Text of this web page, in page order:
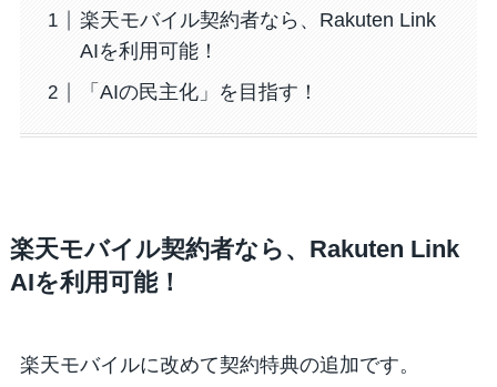
楽天モバイル契約者なら、Rakuten Link
AIを利用可能！
「AIの民主化」を目指す！
楽天モバイル契約者なら、Rakuten Link
AIを利用可能！
楽天モバイルに改めて契約特典の追加です。